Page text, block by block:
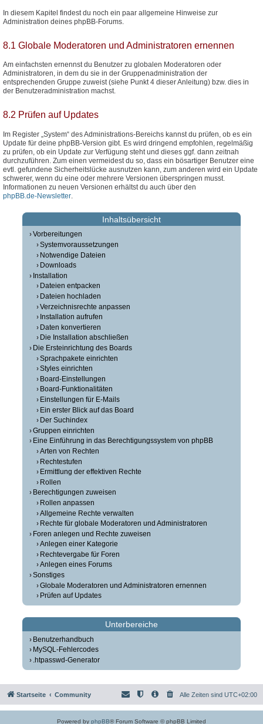
In diesem Kapitel findest du noch ein paar allgemeine Hinweise zur
Administration deines phpBB-Forums.
8.1 Globale Moderatoren und Administratoren ernennen
Am einfachsten ernennst du Benutzer zu globalen Moderatoren oder
Administratoren, in dem du sie in der Gruppenadministration der
entsprechenden Gruppe zuweist (siehe Punkt 4 dieser Anleitung) bzw. dies in
der Benutzeradministration machst.
8.2 Prüfen auf Updates
Im Register „System“ des Administrations-Bereichs kannst du prüfen, ob es ein
Update für deine phpBB-Version gibt. Es wird dringend empfohlen, regelmäßig
zu prüfen, ob ein Update zur Verfügung steht und dieses ggf. dann zeitnah
durchzuführen. Zum einen vermeidest du so, dass ein bösartiger Benutzer eine
evtl. gefundene Sicherheitslücke ausnutzen kann, zum anderen wird ein Update
schwerer, wenn du eine oder mehrere Versionen überspringen musst.
Informationen zu neuen Versionen erhältst du auch über den
phpBB.de-Newsletter.
Inhaltsübersicht
Vorbereitungen
Systemvoraussetzungen
Notwendige Dateien
Downloads
Installation
Dateien entpacken
Dateien hochladen
Verzeichnisrechte anpassen
Installation aufrufen
Daten konvertieren
Die Installation abschließen
Die Ersteinrichtung des Boards
Sprachpakete einrichten
Styles einrichten
Board-Einstellungen
Board-Funktionalitäten
Einstellungen für E-Mails
Ein erster Blick auf das Board
Der Suchindex
Gruppen einrichten
Eine Einführung in das Berechtigungssystem von phpBB
Arten von Rechten
Rechtestufen
Ermittlung der effektiven Rechte
Rollen
Berechtigungen zuweisen
Rollen anpassen
Allgemeine Rechte verwalten
Rechte für globale Moderatoren und Administratoren
Foren anlegen und Rechte zuweisen
Anlegen einer Kategorie
Rechtevergabe für Foren
Anlegen eines Forums
Sonstiges
Globale Moderatoren und Administratoren ernennen
Prüfen auf Updates
Unterbereiche
Benutzerhandbuch
MySQL-Fehlercodes
.htpasswd-Generator
Startseite Community Alle Zeiten sind UTC+02:00
Powered by phpBB® Forum Software © phpBB Limited